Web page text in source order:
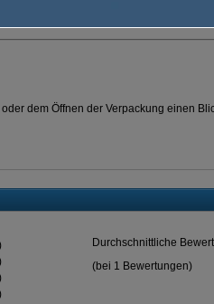
und Sozialkunde - Berufsübergreifendes
dem Öffnen der Verpackung einen